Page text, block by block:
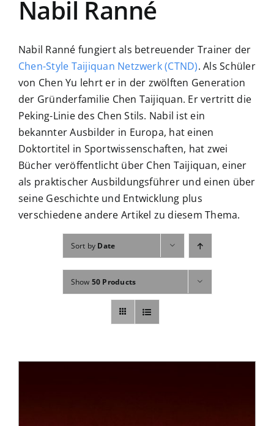
Fachbücher
Poster, Karten, Medien
Sonstiges
Nabil Ranné
Nabil Ranné fungiert als betreuender Trainer der
Chen-Style Taijiquan Netzwerk (CTND). Als Schüler
von Chen Yu lehrt er in der zwölften Generation
der Gründerfamilie Chen Taijiquan. Er vertritt die
Peking-Linie des Chen Stils. Nabil ist ein
bekannter Ausbilder in Europa, hat einen
Doktortitel in Sportwissenschaften, hat zwei
Bücher veröffentlicht über Chen Taijiquan, einer
als praktischer Ausbildungsführer und einen über
seine Geschichte und Entwicklung plus
verschiedene andere Artikel zu diesem Thema.
Sort by Date
Show 50 Products